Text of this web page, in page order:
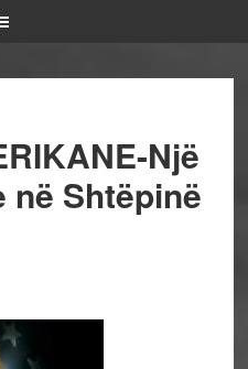
Një
në Shtëpinë